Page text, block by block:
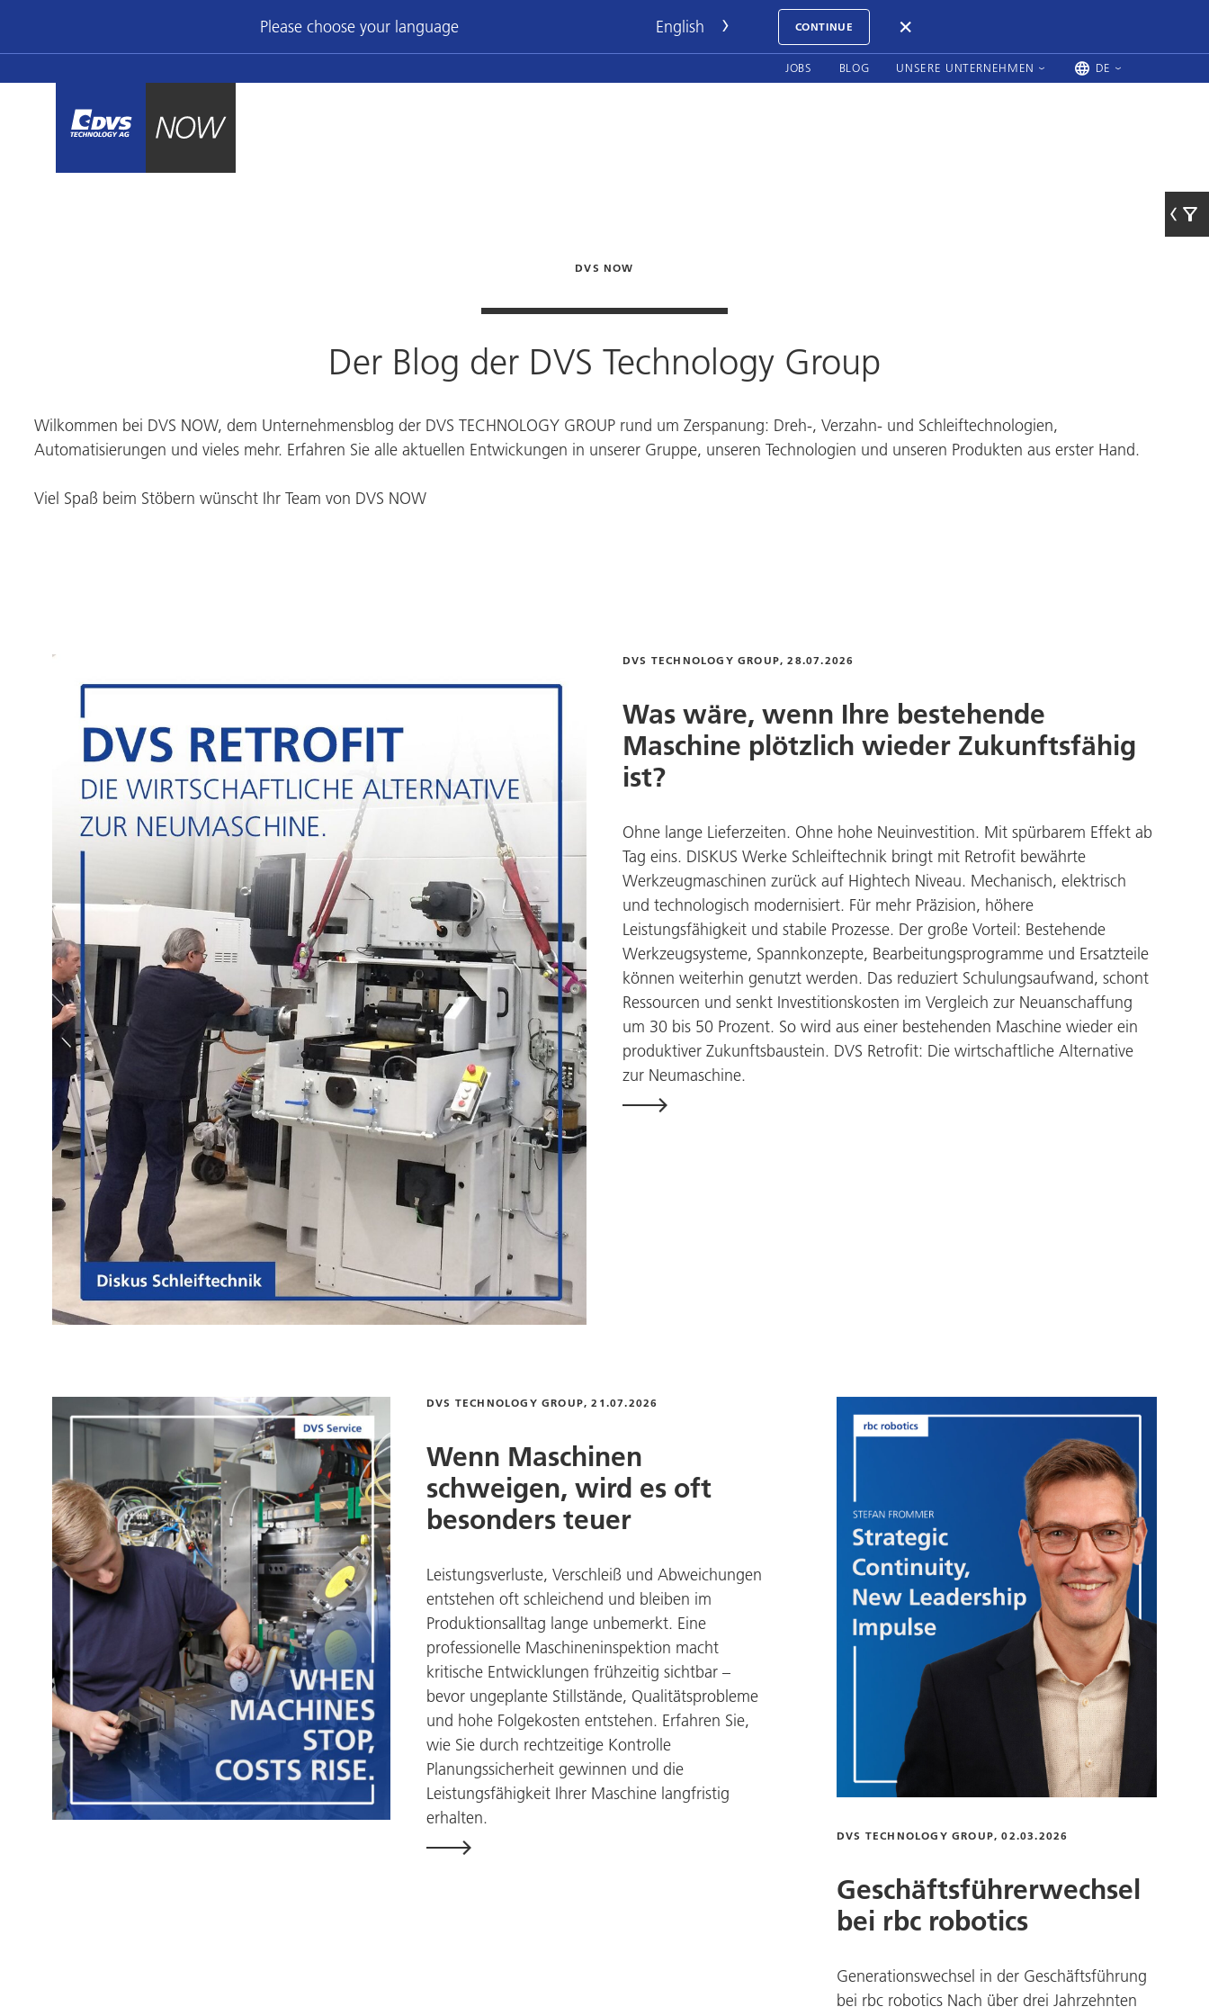
Please choose your language CONTINUE
JOBS BLOG UNSERE UNTERNEHMEN DE
DVS NOW
Der Blog der DVS Technology Group
Wilkommen bei DVS NOW, dem Unternehmensblog der DVS TECHNOLOGY GROUP rund um Zerspanung: Dreh-, Verzahn- und Schleiftechnologien,
Automatisierungen und vieles mehr. Erfahren Sie alle aktuellen Entwickungen in unserer Gruppe, unseren Technologien und unseren Produkten aus erster Hand.
Viel Spaß beim Stöbern wünscht Ihr Team von DVS NOW
DVS TECHNOLOGY GROUP, 28.07.2026
Was wäre, wenn Ihre bestehende
Maschine plötzlich wieder Zukunftsfähig
ist?
Ohne lange Lieferzeiten. Ohne hohe Neuinvestition. Mit spürbarem Effekt ab
Tag eins. DISKUS Werke Schleiftechnik bringt mit Retrofit bewährte
Werkzeugmaschinen zurück auf Hightech Niveau. Mechanisch, elektrisch
und technologisch modernisiert. Für mehr Präzision, höhere
Leistungsfähigkeit und stabile Prozesse. Der große Vorteil: Bestehende
Werkzeugsysteme, Spannkonzepte, Bearbeitungsprogramme und Ersatzteile
können weiterhin genutzt werden. Das reduziert Schulungsaufwand, schont
Ressourcen und senkt Investitionskosten im Vergleich zur Neuanschaffung
um 30 bis 50 Prozent. So wird aus einer bestehenden Maschine wieder ein
produktiver Zukunftsbaustein. DVS Retrofit: Die wirtschaftliche Alternative
zur Neumaschine.
DVS TECHNOLOGY GROUP, 21.07.2026
Wenn Maschinen
schweigen, wird es oft
besonders teuer
Leistungsverluste, Verschleiß und Abweichungen
entstehen oft schleichend und bleiben im
Produktionsalltag lange unbemerkt. Eine
professionelle Maschineninspektion macht
kritische Entwicklungen frühzeitig sichtbar –
bevor ungeplante Stillstände, Qualitätsprobleme
und hohe Folgekosten entstehen. Erfahren Sie,
wie Sie durch rechtzeitige Kontrolle
Planungssicherheit gewinnen und die
Leistungsfähigkeit Ihrer Maschine langfristig
erhalten.
DVS TECHNOLOGY GROUP, 02.03.2026
Geschäftsführerwechsel
bei rbc robotics
Generationswechsel in der Geschäftsführung
bei rbc robotics Nach über drei Jahrzehnten